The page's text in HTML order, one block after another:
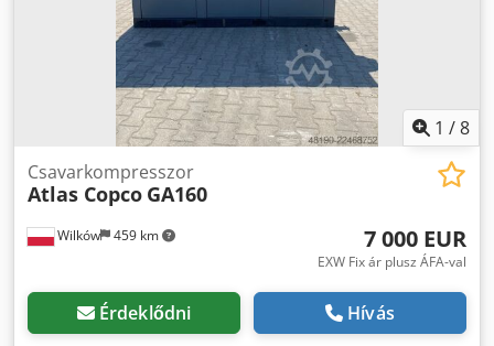
1 /8
Wilków 459 km
Csavarkompresszor
Atlas Copco GA160
7 000 EUR
EXW Fix ár plusz ÁFA-val
Érdeklődni Hívás